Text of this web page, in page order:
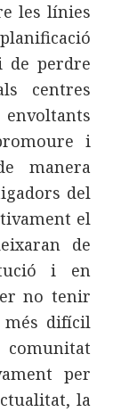
les línies
de perdre
centres
envoltants
i
manera
del
el
de
i en
no tenir
més difícil
per
la